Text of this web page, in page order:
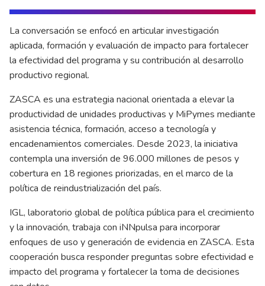
La conversación se enfocó en articular investigación
aplicada, formación y evaluación de impacto para fortalecer
la efectividad del programa y su contribución al desarrollo
productivo regional.
ZASCA es una estrategia nacional orientada a elevar la
productividad de unidades productivas y MiPymes mediante
asistencia técnica, formación, acceso a tecnología y
encadenamientos comerciales. Desde 2023, la iniciativa
contempla una inversión de 96.000 millones de pesos y
cobertura en 18 regiones priorizadas, en el marco de la
política de reindustrialización del país.
IGL, laboratorio global de política pública para el crecimiento
y la innovación, trabaja con iNNpulsa para incorporar
enfoques de uso y generación de evidencia en ZASCA. Esta
cooperación busca responder preguntas sobre efectividad e
impacto del programa y fortalecer la toma de decisiones